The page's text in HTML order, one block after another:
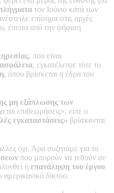
τον Ιούνιο κατά των
επίσημα στις αρχές
έπειτα από την ψήφιση
, που είναι
, εγκατέλειψε τότε το
, όπου βρίσκεται η έδρα του
μη εξάπλωσης των
επιθεωρήσεις», είπε ο
εγκαταστάσεις» βρίσκονται
όχι. Άρα συζητάμε για το
που μπορούν να τεθούν σε
η επανάληψη του έργου
δίκτυο.